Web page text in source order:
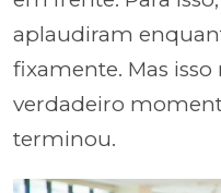
aplaudiram
fixamente. Mas
verdadeiro
terminou.